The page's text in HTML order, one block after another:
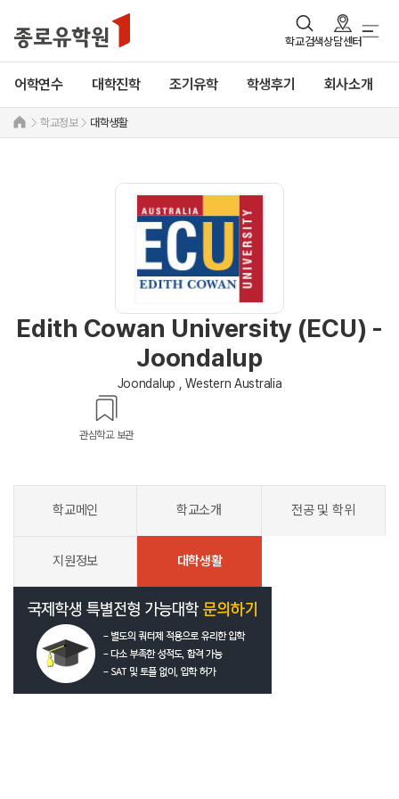
학교검색상담센터
어학연수 대학진학 조기유학 학생후기 회사소개
학교정보 대학생활
Edith Cowan University (ECU) -
Joondalup
Joondalup , Western Australia
관심학교 보관
학교메인 학교소개 전공 및 학위
지원정보 대학생활